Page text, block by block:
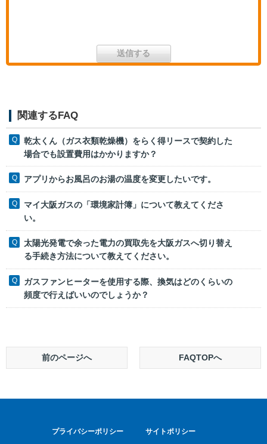
関連するFAQ
乾太くん（ガス衣類乾燥機）をらく得リースで契約した
場合でも設置費用はかかりますか？
アプリからお風呂のお湯の温度を変更したいです。
マイ大阪ガスの「環境家計簿」について教えてくださ
い。
太陽光発電で余った電力の買取先を大阪ガスへ切り替え
る手続き方法について教えてください。
ガスファンヒーターを使用する際、換気はどのくらいの
頻度で行えばいいのでしょうか？
前のページへ FAQTOPへ
プライバシーポリシー サイトポリシー